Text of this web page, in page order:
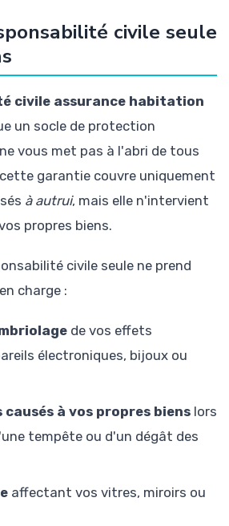
civile seule
civile assurance habitation
un socle de protection
vous met pas à l'abri de tous
garantie couvre uniquement
à autrui, mais elle n'intervient
propres biens.
civile seule ne prend
charge :
de vos effets
électroniques, bijoux ou
causés à vos propres biens lors
tempête ou d'un dégât des
affectant vos vitres, miroirs ou